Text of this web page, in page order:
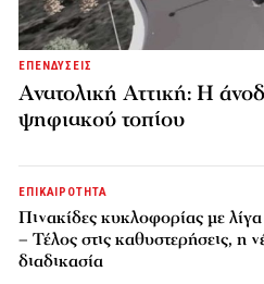
ΕΠΕΝΔΥΣΕΙΣ
Ανατολική Αττική: Η
ψηφιακού τοπίου
ΕΠΙΚΑΙΡΟΤΗΤΑ
Πινακίδες κυκλοφορίας με
– Τέλος στις καθυστερήσεις, η
διαδικασία